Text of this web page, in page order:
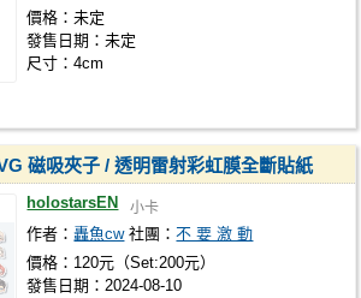
價格：未定
發售日期：未定
尺寸：4cm
磁吸夾子 / 透明雷射彩虹膜全斷貼紙
holostarsEN 小卡
作者：轟魚cw 社團：不 要 激 動
價格：120元（Set:200元）
發售日期：2024-08-10